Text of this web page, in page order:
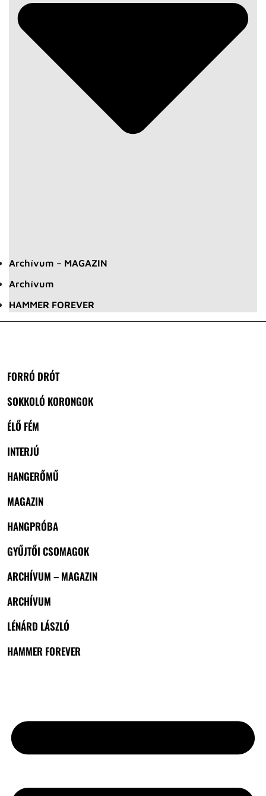
Archívum – MAGAZIN
Archívum
HAMMER FOREVER
FORRÓ DRÓT
SOKKOLÓ KORONGOK
ÉLŐ FÉM
INTERJÚ
HANGERŐMŰ
MAGAZIN
HANGPRÓBA
GYŰJTŐI CSOMAGOK
ARCHÍVUM – MAGAZIN
ARCHÍVUM
LÉNÁRD LÁSZLÓ
HAMMER FOREVER